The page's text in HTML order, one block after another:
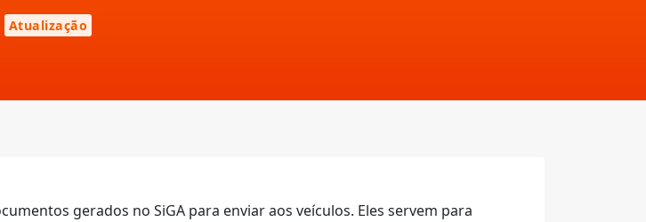
Atualização
gerados no SiGA para enviar aos veículos. Eles servem para